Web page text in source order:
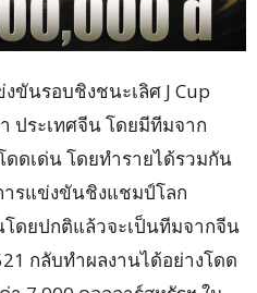
ขันรอบชิงชนะเลิศ J Cup
ประเทศจีน โดยมีทีมจาก
ดเด่น โดยทำรายได้รวมกัน
ารแข่งขันชิงแชมป์โลก
โดยปกติแล้วจะเป็นทีมจากจีน
กลับทำผลงานได้อย่างโดด